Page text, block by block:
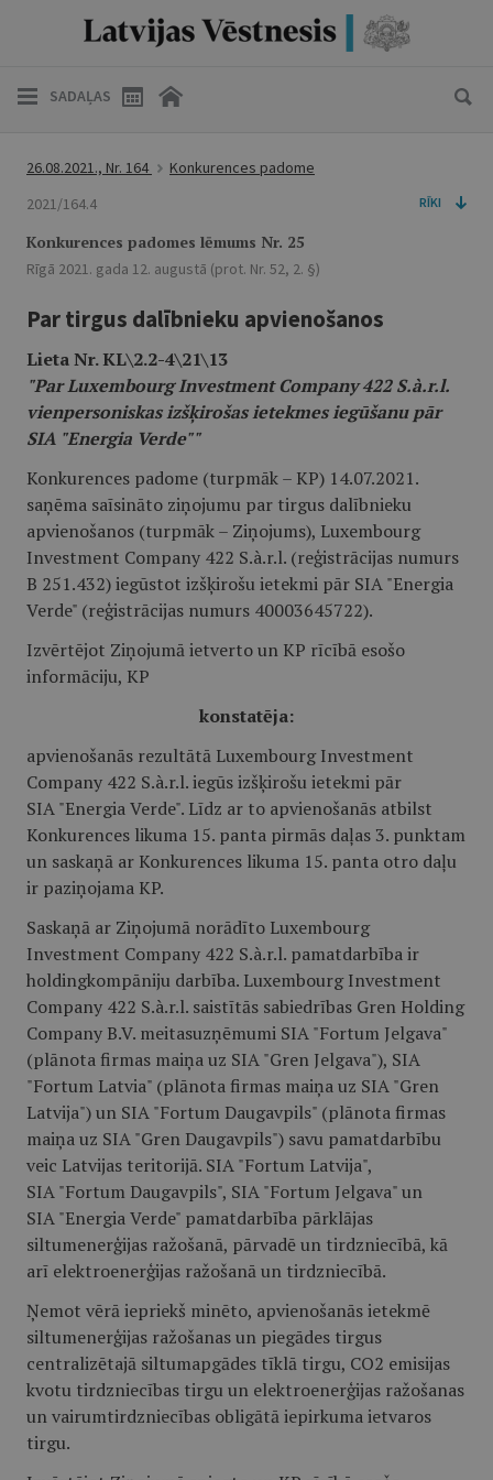
SADAĻAS
26.08.2021., Nr. 164
Konkurences padome
2021/164.4
RĪKI
Konkurences padomes lēmums Nr. 25
Rīgā 2021. gada 12. augustā (prot. Nr. 52, 2. §)
Par tirgus dalībnieku apvienošanos
Lieta Nr. KL\2.2-4\21\13
"Par Luxembourg Investment Company422 S.à.r.l.
vienpersoniskas izšķirošas ietekmes iegūšanu pār
SIA "Energia Verde""
Konkurences padome (turpmāk – KP) 14.07.2021.
saņēma saīsināto ziņojumu par tirgus dalībnieku
apvienošanos (turpmāk – Ziņojums), Luxembourg
Investment Company 422 S.à.r.l. (reģistrācijas numurs
B 251.432) iegūstot izšķirošu ietekmi pār SIA "Energia
Verde" (reģistrācijas numurs 40003645722).
Izvērtējot Ziņojumā ietverto un KP rīcībā esošo
informāciju, KP
konstatēja:
apvienošanās rezultātā Luxembourg Investment
Company 422 S.à.r.l. iegūs izšķirošu ietekmi pār
SIA "Energia Verde". Līdz ar to apvienošanās atbilst
Konkurences likuma 15. panta pirmās daļas 3. punktam
un saskaņā ar Konkurences likuma 15. panta otro daļu
ir paziņojama KP.
Saskaņā ar Ziņojumā norādīto Luxembourg
Investment Company 422 S.à.r.l. pamatdarbība ir
holdingkompāniju darbība. Luxembourg Investment
Company 422 S.à.r.l. saistītās sabiedrības Gren Holding
Company B.V. meitasuzņēmumi SIA "Fortum Jelgava"
(plānota firmas maiņa uz SIA "Gren Jelgava"), SIA
"Fortum Latvia" (plānota firmas maiņa uz SIA "Gren
Latvija") un SIA "Fortum Daugavpils" (plānota firmas
maiņa uz SIA "Gren Daugavpils") savu pamatdarbību
veic Latvijas teritorijā. SIA "Fortum Latvija",
SIA "Fortum Daugavpils", SIA "Fortum Jelgava" un
SIA "Energia Verde" pamatdarbība pārklājas
siltumenerģijas ražošanā, pārvadē un tirdzniecībā, kā
arī elektroenerģijas ražošanā un tirdzniecībā.
Ņemot vērā iepriekš minēto, apvienošanās ietekmē
siltumenerģijas ražošanas un piegādes tirgus
centralizētajā siltumapgādes tīklā tirgu, CO2 emisijas
kvotu tirdzniecības tirgu un elektroenerģijas ražošanas
un vairumtirdzniecības obligātā iepirkuma ietvaros
tirgu.